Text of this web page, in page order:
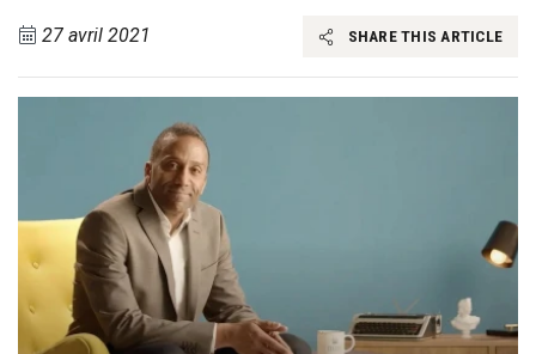
27 avril 2021 SHARE THIS ARTICLE